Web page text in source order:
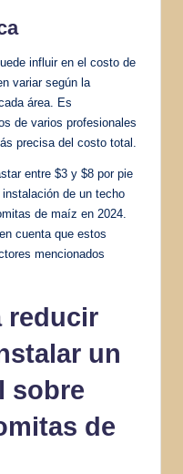
influir en el costo de
variar según la
área. Es
de varios profesionales
precisa del costo total.
entre $3 y $8 por pie
de un techo
de maíz en 2024.
cuenta que estos
mencionados
reducir
un
sobre
de